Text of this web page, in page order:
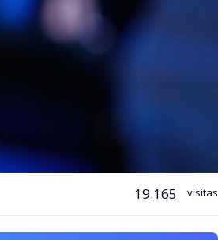
19.165 visitas